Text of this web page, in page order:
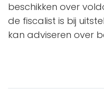
beschikken over
de fiscalist is bij
kan adviseren over